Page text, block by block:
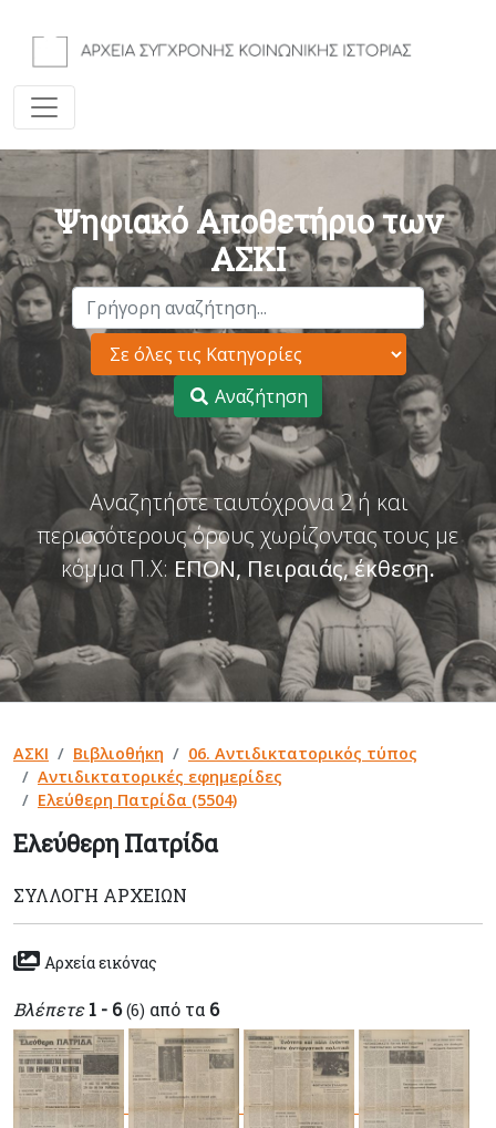
Ψηφιακό Αποθετήριο των
ΑΣΚΙ
Αναζήτηση
Αναζητήστε ταυτόχρονα 2 ή και
περισσότερους όρους χωρίζοντας τους με
κόμμα Π.Χ: ΕΠΟΝ, Πειραιάς, έκθεση.
ΑΣΚΙ Βιβλιοθήκη
06. Αντιδικτατορικός τύπος
Αντιδικτατορικές εφημερίδες
Ελεύθερη Πατρίδα (5504)
Ελεύθερη Πατρίδα
ΣΥΛΛΟΓΉ ΑΡΧΕΊΩΝ
Αρχεία εικόνας
Βλέπετε 1 - 6 (6) από τα 6